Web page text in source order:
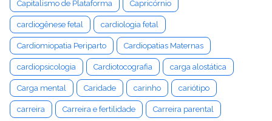
Capitalismo de Plataforma Capricórnio
cardiogênese fetal cardiologia fetal
Cardiomiopatia Periparto Cardiopatias Maternas
cardiopsicologia Cardiotocografia carga alostática
Carga mental Caridade carinho cariótipo
carreira Carreira e fertilidade Carreira parental